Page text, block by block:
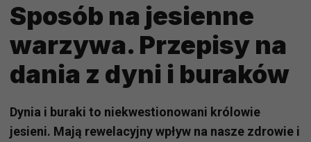
Sposób na jesienne
warzywa. Przepisy na
dania z dyni i buraków
Dynia i buraki to niekwestionowani królowie
jesieni. Mają rewelacyjny wpływ na nasze zdrowie i